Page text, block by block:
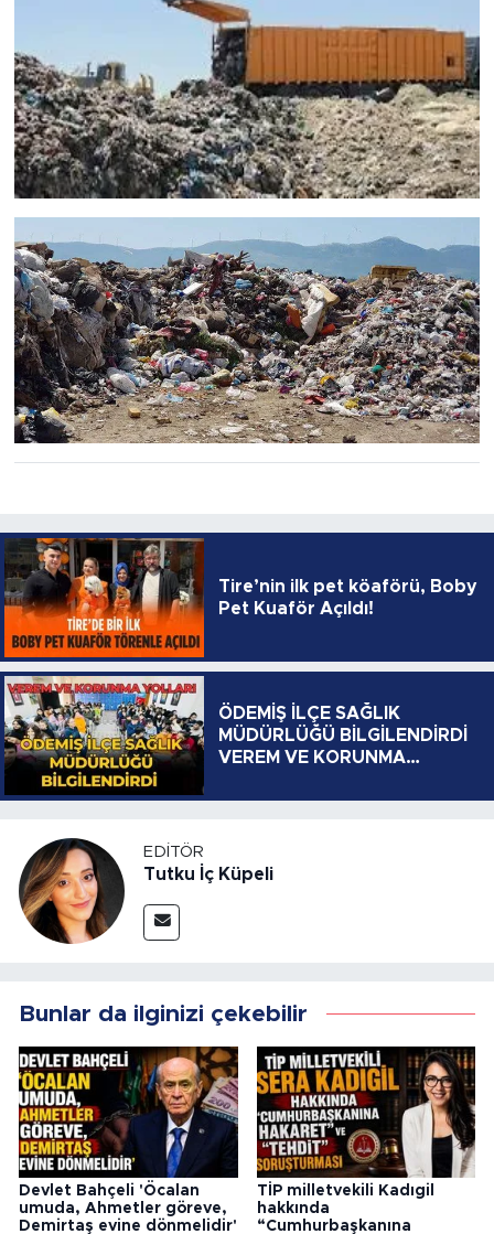
Tire’nin ilk pet köaförü, Boby
Pet Kuaför Açıldı!
ÖDEMİŞ İLÇE SAĞLIK
MÜDÜRLÜĞÜ BİLGİLENDİRDİ
VEREM VE KORUNMA
EDITÖR
Tutku İç Küpeli
Bunlar da ilginizi çekebilir
Devlet Bahçeli 'Öcalan
umuda, Ahmetler göreve,
Demirtaş evine dönmelidir'
TİP milletvekili Kadıgil
hakkında
“Cumhurbaşkanına